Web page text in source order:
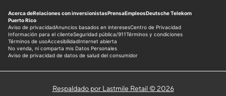
Respaldado por Lastmile Retail © 2026